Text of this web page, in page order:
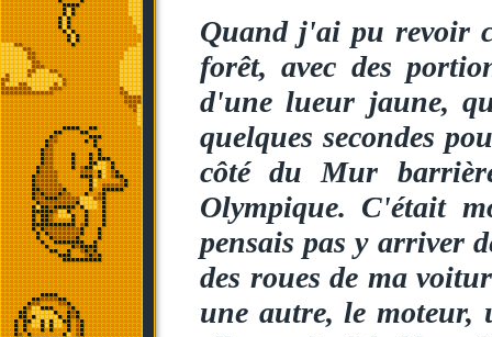
Quand j'ai pu revoir
forêt, avec des
d'une lueur jaune,
quelques secondes
côté du Mur
Olympique. C'était
pensais pas y arriver
des roues de ma
une autre, le moteur,